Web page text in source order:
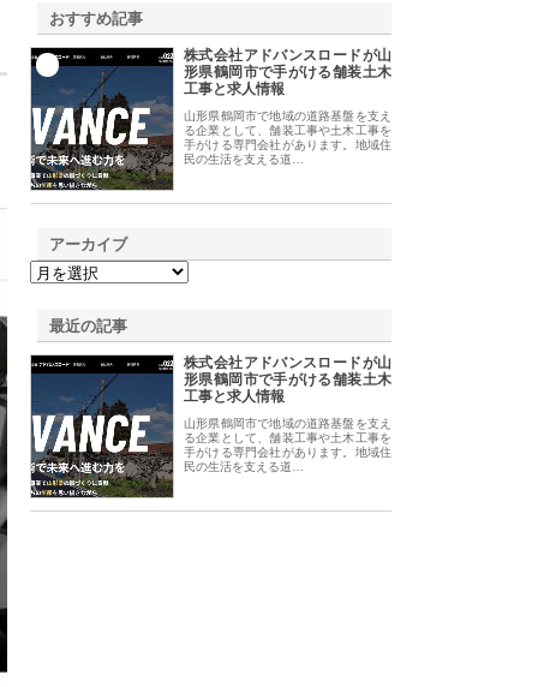
おすすめ記事
株式会社アドバンスロードが山
形県鶴岡市で手がける舗装土木
工事と求人情報
山形県鶴岡市で地域の道路基盤を支え
る企業として、舗装工事や土木工事を
手がける専門会社があります。地域住
民の生活を支える道…
アーカイブ
最近の記事
株式会社アドバンスロードが山
形県鶴岡市で手がける舗装土木
工事と求人情報
山形県鶴岡市で地域の道路基盤を支え
る企業として、舗装工事や土木工事を
手がける専門会社があります。地域住
民の生活を支える道…